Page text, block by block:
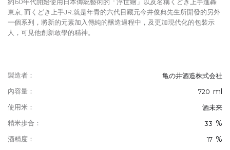
約60年代開始使用日本傳統藝術的「浮世繪」以及名稱くどき上手進轟
東京, 而くどき上手JR.就是年青的六代目藏元今井俊典先生所開發的另外
一個系列，將新的元素加入傳純的醸造過程中，及更加現代化的包裝示
人，可見他創新敢學的精神。
製造者： 亀の井酒造株式会社
內容量： 720 ml
使用米： 酒未来
精米歩合： 33 %
酒精度： 17 %